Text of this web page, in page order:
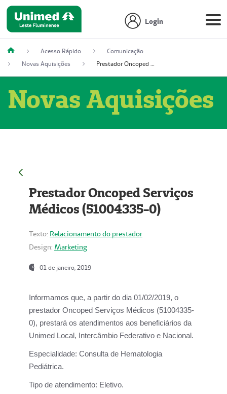
Login
Acesso Rápido
Comunicação
Novas Aquisições
Prestador Oncoped Serviços Médicos (51004335-0)
Novas Aquisições
Prestador Oncoped Serviços
Médicos (51004335-0)
Texto: Relacionamento do prestador
Design: Marketing
01 de janeiro, 2019
Informamos que, a partir do dia 01/02/2019, o
prestador Oncoped Serviços Médicos (51004335-
0), prestará os atendimentos aos beneficiários da
Unimed Local, Intercâmbio Federativo e Nacional.
Especialidade: Consulta de Hematologia
Pediátrica.
Tipo de atendimento: Eletivo.